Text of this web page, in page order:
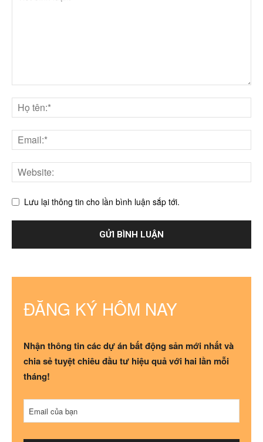
Lưu lại thông tin cho lần bình luận sắp tới.
ĐĂNG KÝ HÔM NAY
Nhận thông tin các dự án bất động sản mới nhất và
chia sẻ tuyệt chiêu đầu tư hiệu quả với hai lần mỗi
tháng!
Website
*
Email của bạn